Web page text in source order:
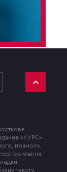
«КУРС»
прямого,
тексту.